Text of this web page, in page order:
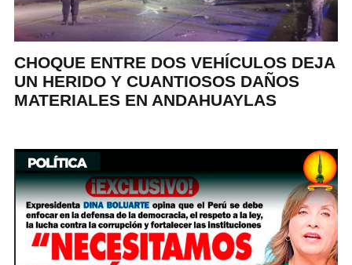
CHOQUE ENTRE DOS VEHÍCULOS DEJA
UN HERIDO Y CUANTIOSOS DAÑOS
MATERIALES EN ANDAHUAYLAS